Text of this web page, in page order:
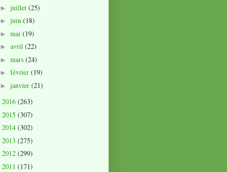
► juillet (25)
► juin (18)
► mai (19)
► avril (22)
► mars (24)
► février (19)
► janvier (21)
2016 (263)
2015 (307)
2014 (302)
2013 (275)
2012 (299)
2011 (171)